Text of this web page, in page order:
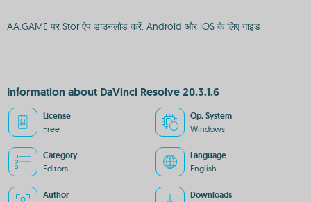
AA.GAME पर Stor ऐप डाउनलोड करें: Android और iOS के लिए गाइड
Information about DaVinci Resolve 20.3.1.6
License
Free
Op. System
Windows
Category
Editors
Language
English
Author Downloads